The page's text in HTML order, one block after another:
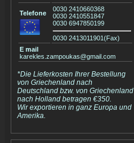
Telefone
0030 2410660368
0030 2410551847
0030 6947850199
0030 2413011901(Fax)
E mail
karekles.zampoukas@gmail.com
*Die Lieferkosten Ihrer Bestellung
von Griechenland nach
Deutschland bzw. von Griechenland
nach Holland betragen €350.
Wir exportieren in ganz Europa und
Amerika.